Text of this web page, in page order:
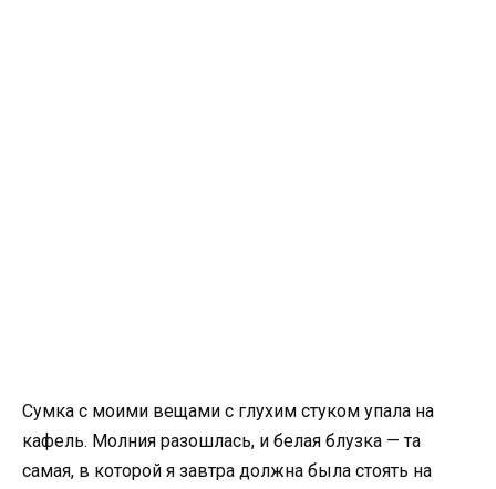
Сумка с моими вещами с глухим стуком упала на
кафель. Молния разошлась, и белая блузка — та
самая, в которой я завтра должна была стоять на